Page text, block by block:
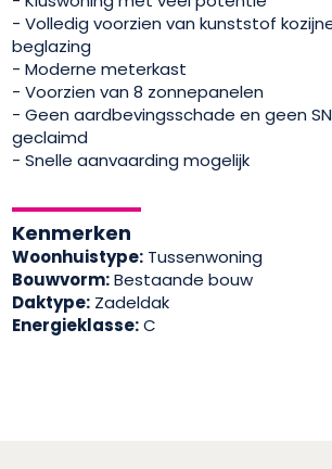
- Volledig voorzien van kunststof
beglazing
- Moderne meterkast
- Voorzien van 8 zonnepanelen
- Geen aardbevingsschade en geen
geclaimd
- Snelle aanvaarding mogelijk
Kenmerken
Woonhuistype: Tussenwoning
Bouwvorm:Bestaande bouw
Daktype: Zadeldak
Energieklasse:C